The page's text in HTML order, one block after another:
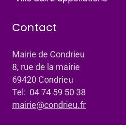
Contact
Mairie de Condrieu
8, rue de la mairie
69420 Condrieu
Tel: 04 74 59 50 38
mairie@condrieu.fr